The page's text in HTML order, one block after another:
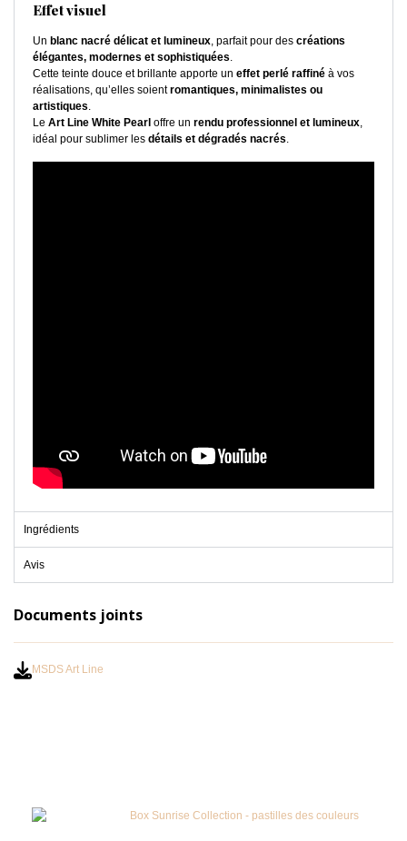
Effet visuel
Un blanc nacré délicat et lumineux, parfait pour des créations
élégantes, modernes et sophistiquées.
Cette teinte douce et brillante apporte un effet perlé raffiné à vos
réalisations, qu’elles soientromantiques, minimalistes ou
artistiques.
Le Art Line White Pearl offre un rendu professionnel et lumineux,
idéal pour sublimer les détails et dégradés nacrés.
Ingrédients
Avis
Documents joints
MSDS Art Line